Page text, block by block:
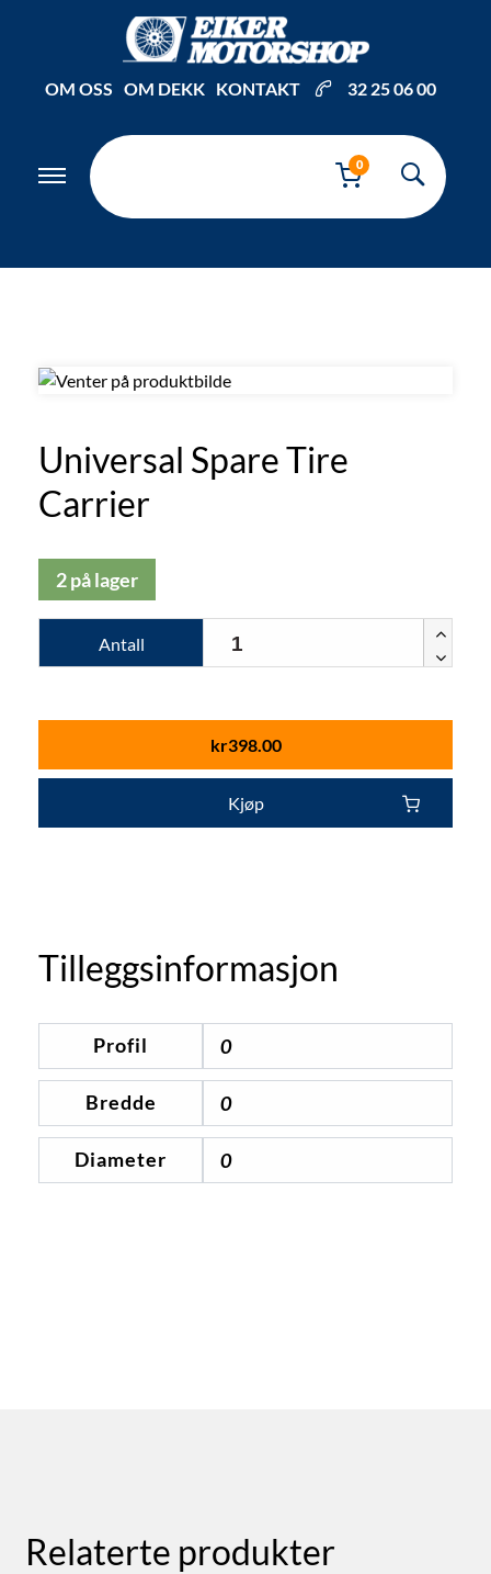
OM OSS OM DEKK KONTAKT 32 25 06 00
0
Universal Spare Tire
Carrier
2 på lager
Antall
kr398.00
Kjøp
Tilleggsinformasjon
Profil 0
Bredde 0
Diameter 0
Relaterte produkter